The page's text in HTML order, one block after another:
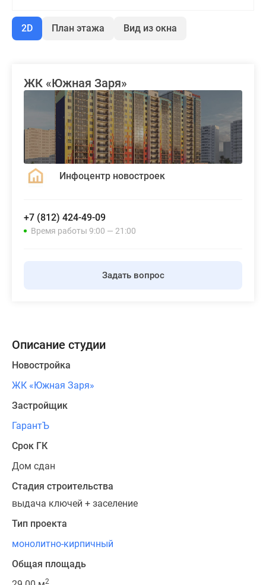
2D План этажа Вид из окна
ЖК «Южная Заря»
Инфоцентр новостроек
+7 (812) 424-49-09
Время работы 9:00 — 21:00
Задать вопрос
Описание студии
Новостройка
ЖК «Южная Заря»
Застройщик
ГарантЪ
Срок ГК
Дом сдан
Стадия строительства
выдача ключей + заселение
Тип проекта
монолитно-кирпичный
Общая площадь
2